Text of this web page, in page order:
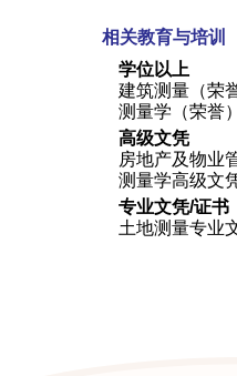
相关教育与培训
学位以上
建筑测量（荣
测量学（荣誉
高级文凭
房地产及物业
测量学高级文
专业文凭/证书
土地测量专业